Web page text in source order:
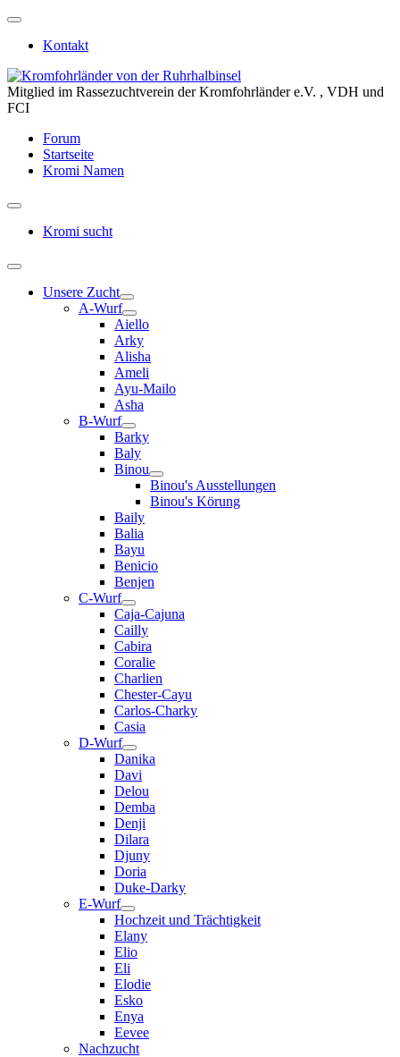
Kontakt
Mitglied im Rassezuchtverein der Kromfohrländer e.V. , VDH und
FCI
Forum
Startseite
Kromi Namen
Kromi sucht
Unsere Zucht
A-Wurf
Aiello
Arky
Alisha
Ameli
Ayu-Mailo
Asha
B-Wurf
Barky
Baly
Binou
Binou's Ausstellungen
Binou's Körung
Baily
Balia
Bayu
Benicio
Benjen
C-Wurf
Caja-Cajuna
Cailly
Cabira
Coralie
Charlien
Chester-Cayu
Carlos-Charky
Casia
D-Wurf
Danika
Davi
Delou
Demba
Denji
Dilara
Djuny
Doria
Duke-Darky
E-Wurf
Hochzeit und Trächtigkeit
Elany
Elio
Eli
Elodie
Esko
Enya
Eevee
Nachzucht